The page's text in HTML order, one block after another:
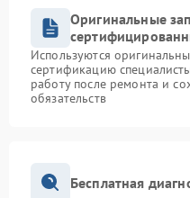
Оригинальные
Используются
сертификацию
работу после ремонта и
обязательств
Бесплатная